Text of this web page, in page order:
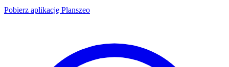
Pobierz aplikację Planszeo